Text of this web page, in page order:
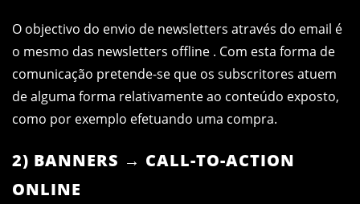
O objectivo do envio de newsletters através do email é
o mesmo das newsletters offline . Com esta forma de
comunicação pretende-se que os subscritores atuem
de alguma forma relativamente ao conteúdo exposto,
como por exemplo efetuando uma compra.
2) BANNERS → CALL-TO-ACTION
ONLINE